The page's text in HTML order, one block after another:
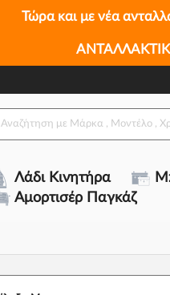
Τώρα και με νέα
Λάδι Κινητήρα
Αμορτισέρ Παγκάζ